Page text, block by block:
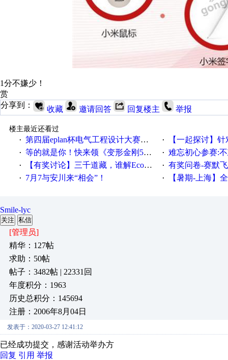
1分不嫌少！
赏
分享到：
收藏 邀请回答 回复楼主 举报
楼主最近还看过
· 第四届eplan杯电气工程设计大赛报名啦！！！ · 【一起探讨】针对机床业的
· 等的就是你！快来领《变形金刚5》观影券 · 难忘初心参赛:
· 【有奖讨论】三千道藏，谁解EcoStruxureMA领域之谜？ · 有奖问卷-赛默飞精细
· 7月7与安川来“相会”！ · 【暑期-上海】全国工业
Smile-lyc
关注 私信
[管理员]
精华：127帖
求助：50帖
帖子：3482帖 | 22331回
年度积分：1963
历史总积分：145694
注册：2006年8月04日
发表于：2020-03-27 12:41:12
已经成功提交，感谢活动举办方
回复 引用 举报